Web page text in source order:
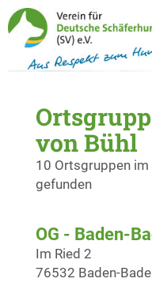
von Bühl
10 Ortsgruppen
gefunden
OG - Baden-
Im Ried 2
76532 Baden-